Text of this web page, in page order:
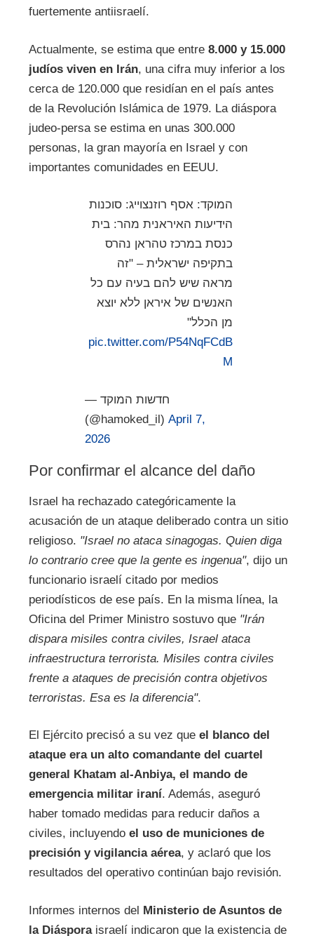
fuertemente antiisraelí.
Actualmente, se estima que entre 8.000 y 15.000
judíos viven en Irán, una cifra muy inferior a los
cerca de 120.000 que residían en el país antes
de la Revolución Islámica de 1979. La diáspora
judeo-persa se estima en unas 300.000
personas, la gran mayoría en Israel y con
importantes comunidades en EEUU.
המוקד: אסף רוזנצוייג: סוכנות
הידיעות האיראנית מהר: בית
כנסת במרכז טהראן נהרס
בתקיפה ישראלית – "זה
מראה שיש להם בעיה עם כל
האנשים של איראן ללא יוצא
מן הכלל"
pic.twitter.com/P54NqFCdB
M
— חדשות המוקד
(@hamoked_il) April 7,
2026
Por confirmar el alcance del daño
Israel ha rechazado categóricamente la
acusación de un ataque deliberado contra un sitio
religioso. "Israel no ataca sinagogas. Quien diga
lo contrario cree que la gente es ingenua", dijo un
funcionario israelí citado por medios
periodísticos de ese país. En la misma línea, la
Oficina del Primer Ministro sostuvo que "Irán
dispara misiles contra civiles, Israel ataca
infraestructura terrorista. Misiles contra civiles
frente a ataques de precisión contra objetivos
terroristas. Esa es la diferencia".
El Ejército precisó a su vez que el blanco del
ataque era un alto comandante del cuartel
general Khatam al-Anbiya, el mando de
emergencia militar iraní. Además, aseguró
haber tomado medidas para reducir daños a
civiles, incluyendo el uso de municiones de
precisión y vigilancia aérea, y aclaró que los
resultados del operativo continúan bajo revisión.
Informes internos del Ministerio de Asuntos de
la Diásporaisraelí indicaron que la existencia de